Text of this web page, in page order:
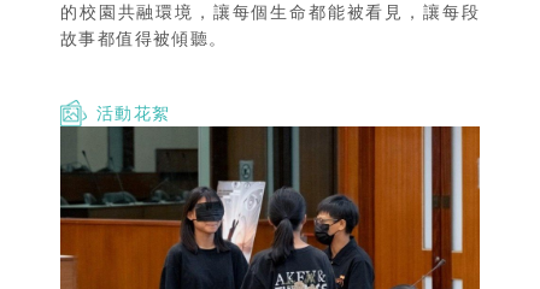
的校園共融環境，讓每個生命都能被看見，讓每段
故事都值得被傾聽。
活動花絮